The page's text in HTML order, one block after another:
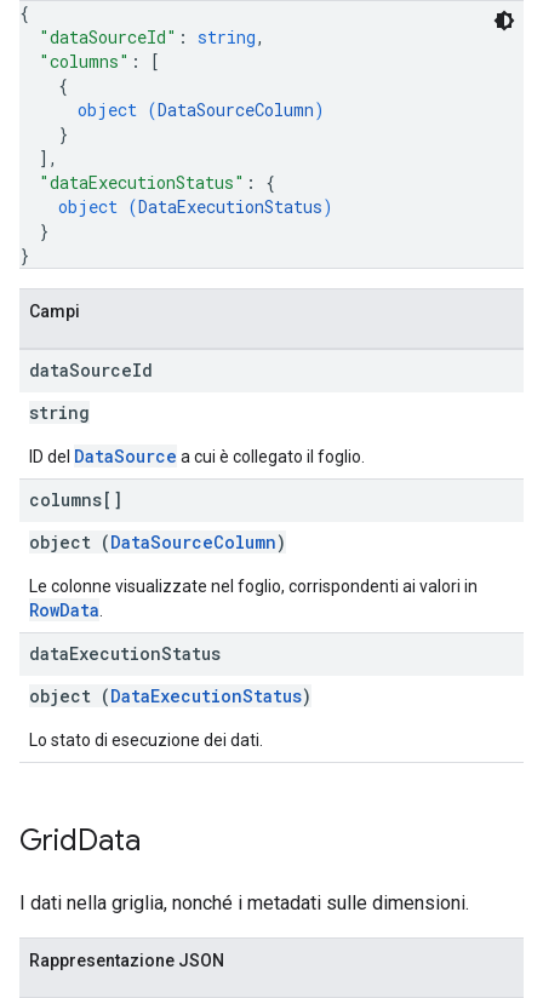
{
"dataSourceId" : string,
"columns" :
[
{
object (DataSourceColumn)
}
] ,
"dataExecutionStatus" : {
object (DataExecutionStatus)
}
}
Campi
dataSourceId
string
ID del DataSource a cui è collegato il foglio.
columns[]
object (DataSourceColumn)
Le colonne visualizzate nel foglio, corrispondenti ai valori in
RowData
dataExecutionStatus
object (DataExecutionStatus)
Lo stato di esecuzione dei dati.
GridData
I dati nella griglia, nonché i metadati sulle dimensioni.
Rappresentazione JSON